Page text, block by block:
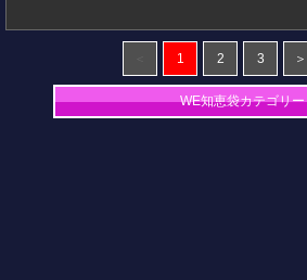
1 2 3 ＞
WE知恵袋カテゴリー